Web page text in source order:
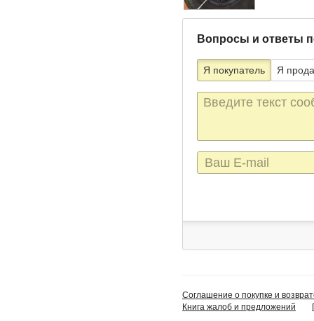
Вопросы и ответы
Я покупатель Я
Текст
сообщения
E-
mail
Соглашение о покупке и
Книга жалоб и предложений